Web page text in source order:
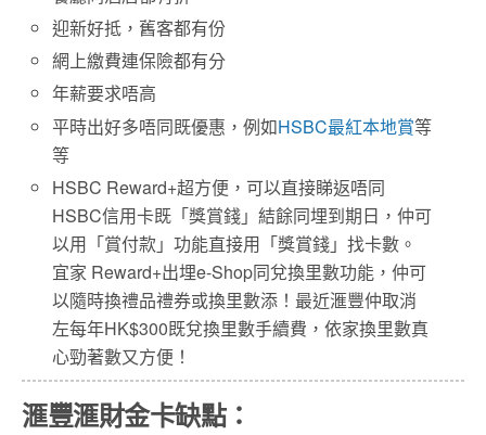
迎新好抵，舊客都有份
網上繳費連保險都有分
年薪要求唔高
平時出好多唔同既優惠，例如HSBC最紅本地賞等
等
HSBC Reward+超方便，可以直接睇返唔同
HSBC信用卡既「獎賞錢」結餘同埋到期日，仲可
以用「賞付款」功能直接用「獎賞錢」找卡數。
宜家 Reward+出埋e-Shop同兌換里數功能，仲可
以隨時換禮品禮券或換里數添！最近滙豐仲取消
左每年HK$300既兌換里數手續費，依家換里數真
心勁著數又方便！
滙豐滙財金卡缺點：